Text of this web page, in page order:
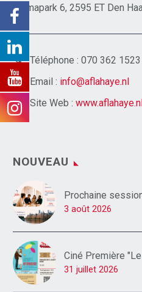
Emmapark 6, 2595 ET Den
Téléphone : 070 362 1523
Email : info@aflahaye.nl
Site Web : www.aflahaye.nl
NOUVEAU
Prochaine
3 août 2026
Ciné Première
31 juillet 2026